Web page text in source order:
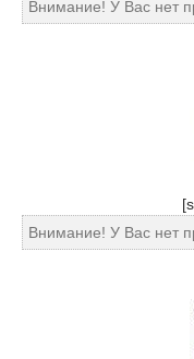
Внимание! У Вас нет
Внимание! У Вас нет